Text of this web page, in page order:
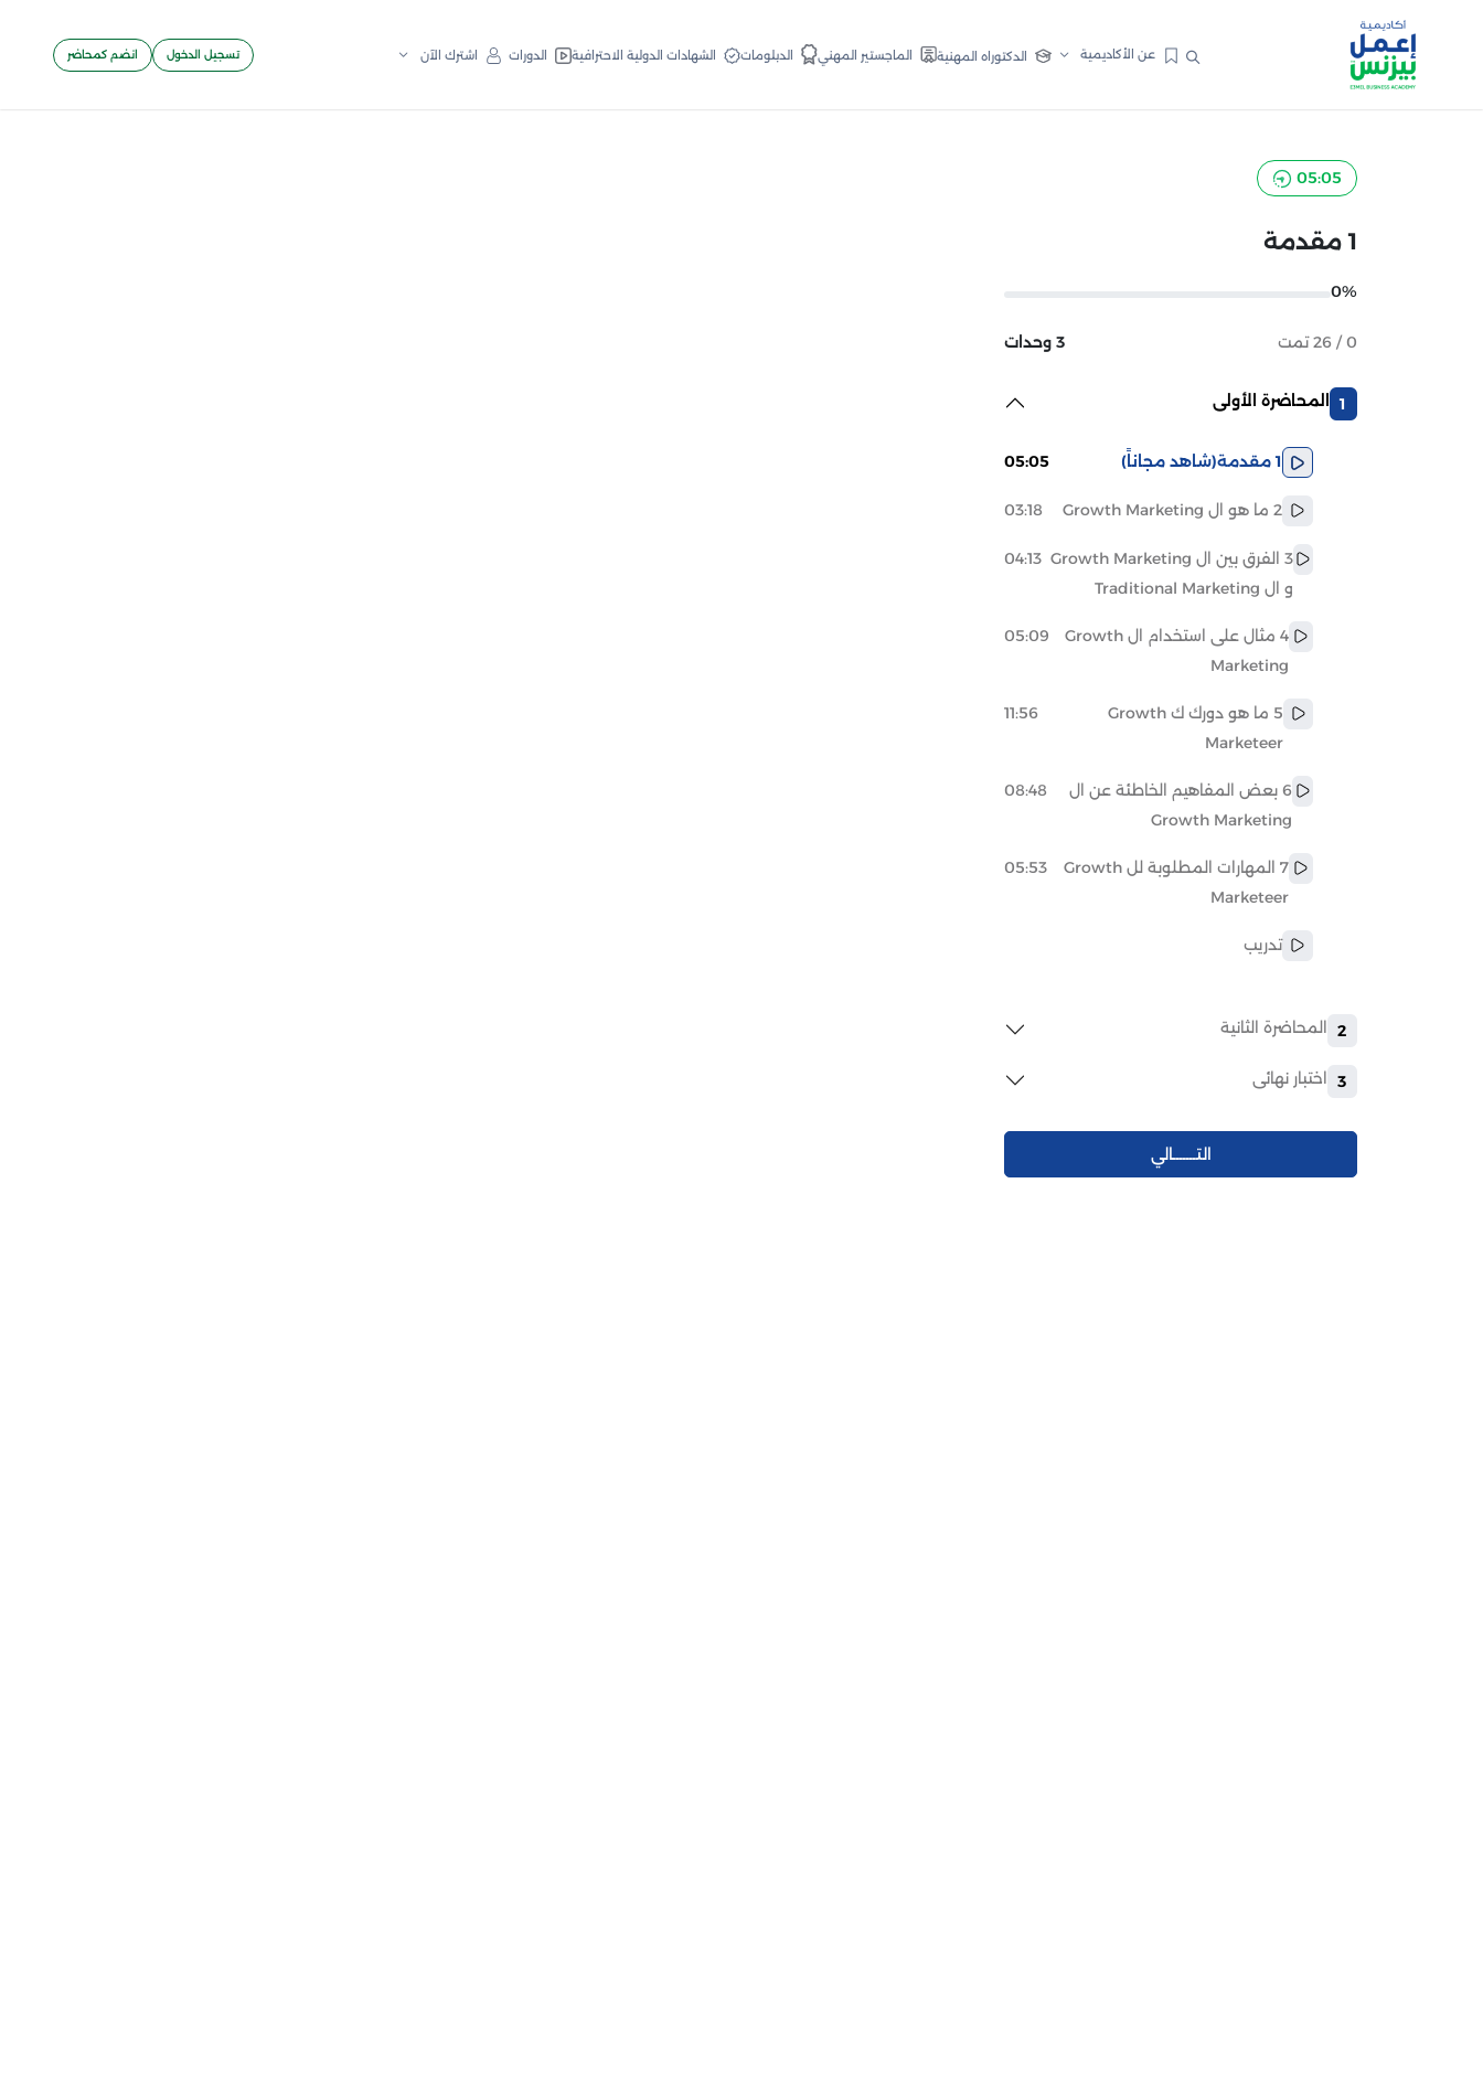
عن الأكاديمية الدكتوراه المهنية الماجستير المهني الدبلومات الشهادات الدولية الاحترافية الدورات اشترك الآن تسجيل الدخول انضم كمحاضر
05:05
1 مقدمة
0%
0 / 26 تمت 3 وحدات
1 المحاضرة الأولى
1 مقدمة (شاهد مجاناً) 05:05
2 ما هو ال Growth Marketing 03:18
3 الفرق بين ال Growth Marketing
و ال Traditional Marketing
04:13
4 مثال على استخدام ال Growth
Marketing
05:09
5 ما هو دورك ك Growth
Marketeer
11:56
6 بعض المفاهيم الخاطئة عن ال
Growth Marketing
08:48
7 المهارات المطلوبة لل Growth
Marketeer
05:53
تدريب
2 المحاضرة الثانية
3 اختبار نهائى
التـــــــالي